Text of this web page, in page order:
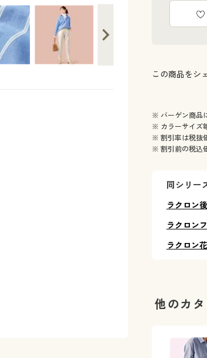
この商品をシ
※ バーゲン商品
※ カラーサイズ
※ 割引率は税抜
※ 割引前の税込
同シリー
ラクロン
ラクロン
ラクロン
他のカ